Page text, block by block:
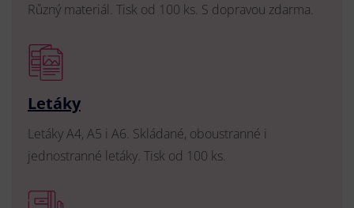
Různý materiál. Tisk od 100 ks. S dopravou zdarma.
Letáky
Letáky A4, A5 i A6. Skládané, oboustranné i
jednostranné letáky. Tisk od 100 ks.